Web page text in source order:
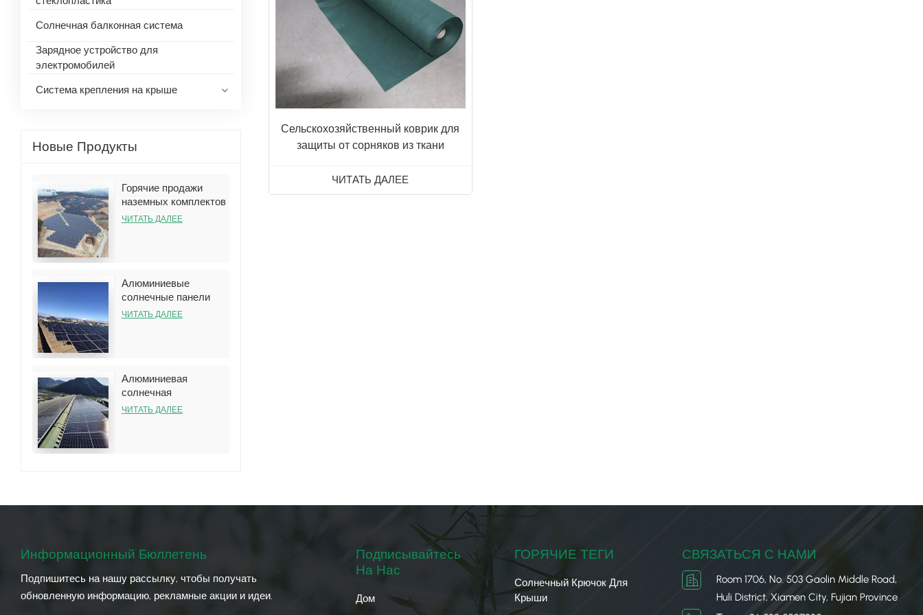
Солнечная балконная система
Зарядное устройство для
электромобилей
Система крепления на крыше
Новые Продукты
Горячие продажи
наземных комплектов
кронштейнов для
ЧИТАТЬ ДАЛЕЕ
Алюминиевые
солнечные панели
наземная стеллажная
ЧИТАТЬ ДАЛЕЕ
Алюминиевая
солнечная
конструкция
ЧИТАТЬ ДАЛЕЕ
Сельскохозяйственный коврик для
защиты от сорняков из ткани
ЧИТАТЬ ДАЛЕЕ
Информационный Бюллетень
Подпишитесь на нашу рассылку, чтобы получать
обновленную информацию, рекламные акции и идеи.
Подписывайтесь
На Нас
Дом
ГОРЯЧИЕ ТЕГИ
Солнечный Крючок Для
Крыши
СВЯЗАТЬСЯ С НАМИ
Room 1706, No. 503 Gaolin Middle Road,
Huli District, Xiamen City, Fujian Province